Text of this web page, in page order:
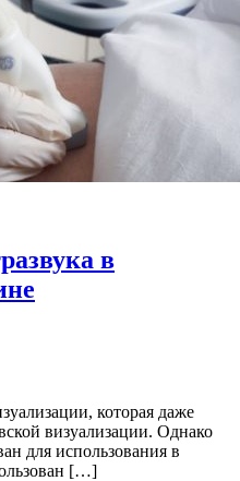
в
которая даже
визуализации. Однако
для использования в
[…]